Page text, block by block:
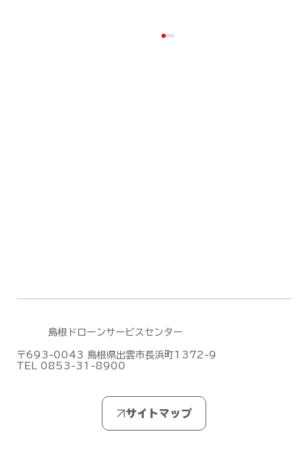
島根ドローンサービスセンター
〒693-0043 島根県出雲市長浜町1372-9
TEL 0853-31-8900